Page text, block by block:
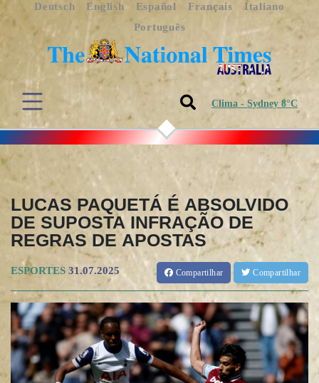
Deutsch English Español Français
Italiano
Português
Clima - Sydney 8°C
LUCAS PAQUETÁ É ABSOLVIDO
DE SUPOSTA INFRAÇÃO DE
REGRAS DE APOSTAS
ESPORTES 31.07.2025 Compartilhar Compartilhar